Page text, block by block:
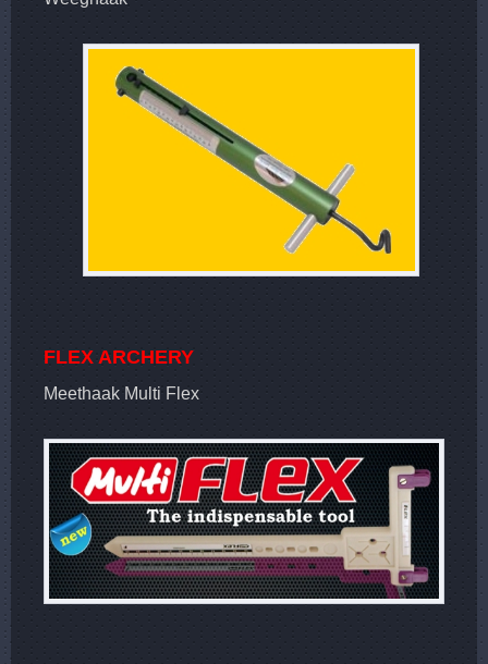
FLEX ARCHERY
Meethaak Multi Flex